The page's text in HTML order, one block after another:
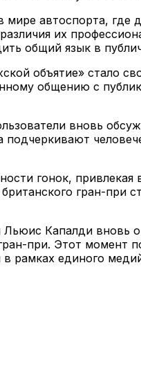
автоспорта,
их
общий язык в
объятие» стало
общению с
вновь
гонок,
гран-при
Капалди вновь
при. Этот момент
рамках единого